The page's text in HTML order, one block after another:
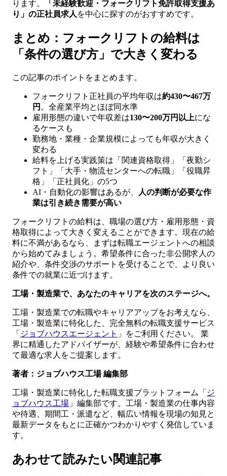
ります。
「未経験歓迎・フォークリフト免許取得支援あ
り」の正社員求人 を中心に探すのがおすすめです。
まとめ：フォークリフトの給料は
「条件の選び方」で大きく変わる
この記事のポイントをまとめます。
フォークリフト正社員の平均年収は約430〜467万
円 。全産業平均とほぼ同水準
雇用形態の違いで年収差は130〜200万円以上にな
るケースも
勤務地・業種・企業規模によっても年収が大きく
変わる
給料を上げる実践策は「関連資格取得」「夜勤シ
フト」「大手・物流センターへの転職」「役職昇
格」「正社員化」の5つ
AI・自動化の影響はあるが、
人の判断が必要な作
業は引き続き需要が高い
フォークリフトの給料は、職場の選び方・雇用形態・資
格取得によって大きく変えることができます。現在の給
料に不満があるなら、まずは転職エージェントへの相談
から始めてみましょう。希望条件に合った非公開求人の
紹介や、条件交渉のサポートを受けることで、より良い
条件での就業に近づけます。
工場・製造業で、あなたのキャリアを次のステージへ。
工場・製造業での転職やキャリアアップをお考えなら、
工場・製造業に特化した、完全無料の転職支援サービス
「 ジョブハウスエージェント 」をご利用ください。 業
界に精通したアドバイザーが、経験や希望条件に合わせ
て最適な求人をご提案します。
著者：ジョブハウス工場 編集部
工場・製造業に特化した転職支援プラットフォーム「 ジ
ョブハウス工場 」編集部です。工場・製造業の仕事内容
や待遇、期間工・派遣など、幅広い情報を現場の知見と
最新データをもとに正確かつわかりやすく発信していま
す。
あわせて読みたい関連記事